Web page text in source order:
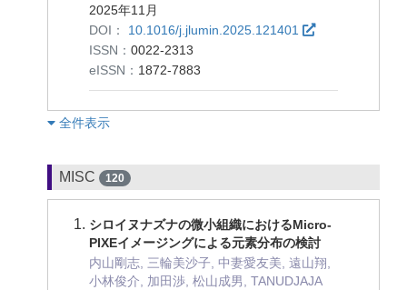
2025年11月
DOI：
10.1016/j.jlumin.2025.121401
ISSN： 0022-2313
eISSN： 1872-7883
︎全件表示
MISC 120
シロイヌナズナの微小組織におけるMicro-
PIXEイメージングによる元素分布の検討
内山剛志, 三輪美沙子, 中妻愛友美, 遠山翔,
小林俊介, 加田渉, 松山成男, TANUDJAJA